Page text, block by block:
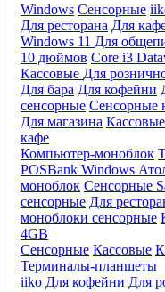
Windows Сенсорные
Для ресторана Для
Windows 11 Для
10 дюймов Core i3
Кассовые Для
Для бара Для кофейни
сенсорные Сенсорные
Для магазина Кассовые
кафе
Компьютер-моноблок
POSBank Windows
моноблок Сенсорные
сенсорные Для
моноблоки сенсорные
4GB
Сенсорные Кассовые
Терминалы-планшеты
iiko Для кофейни Для